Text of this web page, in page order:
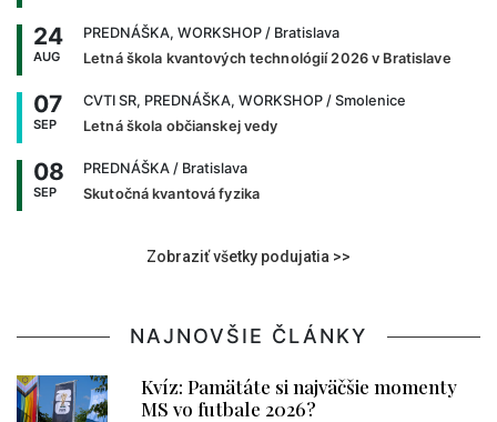
24
AUG
PREDNÁŠKA, WORKSHOP / Bratislava
Letná škola kvantových technológií 2026 v Bratislave
07
SEP
CVTI SR, PREDNÁŠKA, WORKSHOP / Smolenice
Letná škola občianskej vedy
08
SEP
PREDNÁŠKA / Bratislava
Skutočná kvantová fyzika
Zobraziť všetky podujatia >>
NAJNOVŠIE ČLÁNKY
Kvíz: Pamätáte si najväčšie momenty
MS vo futbale 2026?